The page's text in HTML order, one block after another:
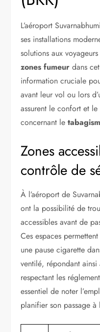
L’aéroport
ses installations
solutions aux
zones fumeur dans
information cruciale
avant leur vol ou lors
assurent le confort et
concernant le
Zones
contrôle de
À l’aéroport de
ont la possibilité de
accessibles avant de
Ces espaces
une pause cigarette
ventilé, répondant
respectant les
essentiel de noter
planifier son passage à